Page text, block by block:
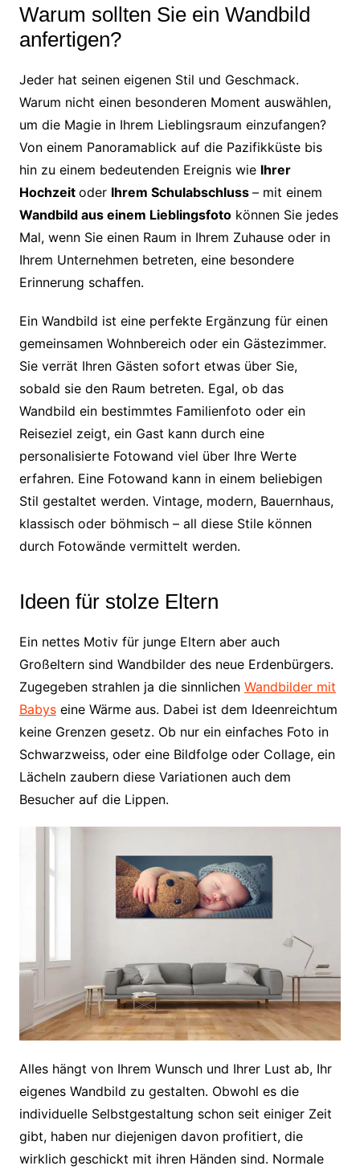
Warum sollten Sie ein Wandbild
anfertigen?
Jeder hat seinen eigenen Stil und Geschmack.
Warum nicht einen besonderen Moment auswählen,
um die Magie in Ihrem Lieblingsraum einzufangen?
Von einem Panoramablick auf die Pazifikküste bis
hin zu einem bedeutenden Ereignis wie Ihrer
Hochzeit oder Ihrem Schulabschluss – mit einem
Wandbild aus einem Lieblingsfotokönnen Sie jedes
Mal, wenn Sie einen Raum in Ihrem Zuhause oder in
Ihrem Unternehmen betreten, eine besondere
Erinnerung schaffen.
Ein Wandbild ist eine perfekte Ergänzung für einen
gemeinsamen Wohnbereich oder ein Gästezimmer.
Sie verrät Ihren Gästen sofort etwas über Sie,
sobald sie den Raum betreten. Egal, ob das
Wandbild ein bestimmtes Familienfoto oder ein
Reiseziel zeigt, ein Gast kann durch eine
personalisierte Fotowand viel über Ihre Werte
erfahren. Eine Fotowand kann in einem beliebigen
Stil gestaltet werden. Vintage, modern, Bauernhaus,
klassisch oder böhmisch – all diese Stile können
durch Fotowände vermittelt werden.
Ideen für stolze Eltern
Ein nettes Motiv für junge Eltern aber auch
Großeltern sind Wandbilder des neue Erdenbürgers.
Zugegeben strahlen ja die sinnlichen Wandbilder mit
Babyseine Wärme aus. Dabei ist dem Ideenreichtum
keine Grenzen gesetz. Ob nur ein einfaches Foto in
Schwarzweiss, oder eine Bildfolge oder Collage, ein
Lächeln zaubern diese Variationen auch dem
Besucher auf die Lippen.
Alles hängt von Ihrem Wunsch und Ihrer Lust ab, Ihr
eigenes Wandbild zu gestalten. Obwohl es die
individuelle Selbstgestaltung schon seit einiger Zeit
gibt, haben nur diejenigen davon profitiert, die
wirklich geschickt mit ihren Händen sind. Normale